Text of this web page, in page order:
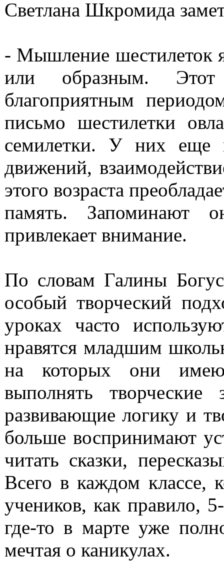
Светлана Шкромида
- Мышление шестилеток
или образным. Этот
благоприятным
письмо шестилетки
семилетки. У них еще
движений,
этого возраста
память. Запоминают
привлекает внимание.
По словам Галины
особый творческий
уроках часто
нравятся младшим
на которых они имеют
выполнять
развивающие логику и
больше воспринимают
читать сказки,
Всего в каждом классе,
учеников, как правило,
где-то в марте уже
мечтая о каникулах.